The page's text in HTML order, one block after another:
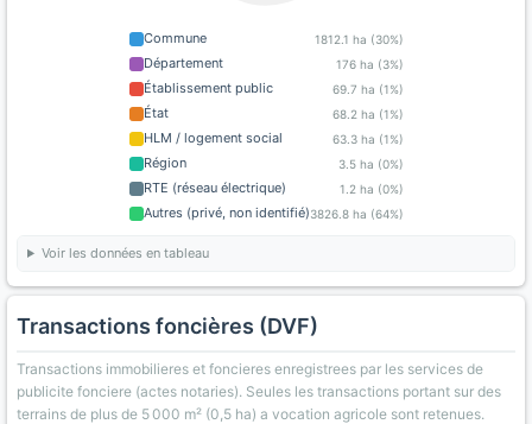
Commune 1812.1 ha (30%)
Département 176 ha (3%)
Établissement public 69.7 ha (1%)
État 68.2 ha (1%)
HLM / logement social 63.3 ha (1%)
Région 3.5 ha (0%)
RTE (réseau électrique) 1.2 ha (0%)
Autres (privé, non identifié)3826.8 ha (64%)
Voir les données en tableau
Transactions foncières (DVF)
Transactions immobilieres et foncieres enregistrees par les services de
publicite fonciere (actes notaries). Seules les transactions portant sur des
terrains de plus de 5 000 m² (0,5 ha) a vocation agricole sont retenues.